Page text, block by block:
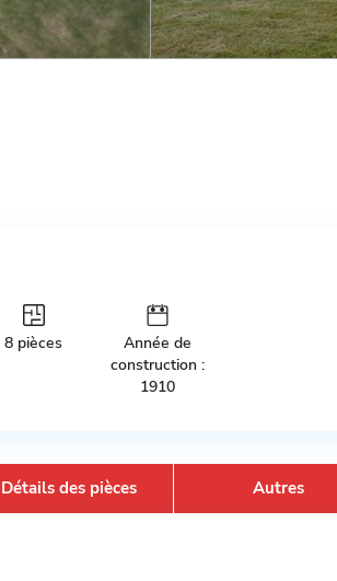
8 pièces
Année de
construction :
1910
Détails des pièces Autres